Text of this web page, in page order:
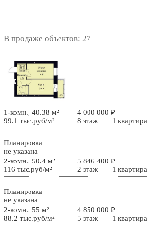
В продаже объектов: 27
1-комн., 40.38 м²
4 000 000 ₽
99.1 тыс.руб/м²
8 этаж 1 квартира
Планировка
не указана
2-комн., 50.4 м²
5 846 400 ₽
116 тыс.руб/м²
2 этаж 1 квартира
Планировка
не указана
2-комн., 55 м²
4 850 000 ₽
88.2 тыс.руб/м²
5 этаж 1 квартира